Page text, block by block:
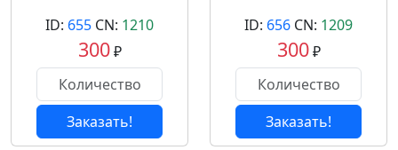
ID: 655 CN: 1210
300₽
Заказать!
ID: 656 CN: 1209
300₽
Заказать!